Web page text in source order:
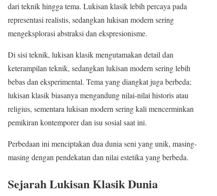
dari teknik hingga tema. Lukisan klasik lebih percaya pada
representasi realistis, sedangkan lukisan modern sering
mengeksplorasi abstraksi dan ekspresionisme.
Di sisi teknik, lukisan klasik mengutamakan detail dan
keterampilan teknik, sedangkan lukisan modern sering lebih
bebas dan eksperimental. Tema yang diangkat juga berbeda;
lukisan klasik biasanya mengandung nilai-nilai historis atau
religius, sementara lukisan modern sering kali mencerminkan
pemikiran kontemporer dan isu sosial saat ini.
Perbedaan ini menciptakan dua dunia seni yang unik, masing-
masing dengan pendekatan dan nilai estetika yang berbeda.
Sejarah Lukisan Klasik Dunia